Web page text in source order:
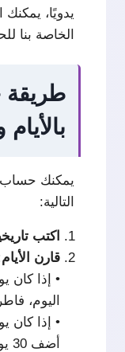
يدويًا،
الخاصة بنا
يمكنك حساب
التالية:
اكتب
قارن
• إذا كان
اليوم،
• إذا كان